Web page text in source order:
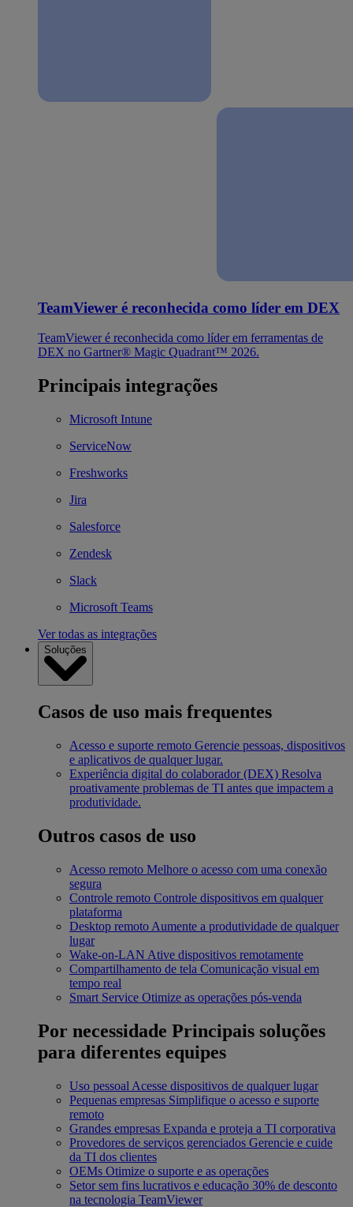
TeamViewer é reconhecida como líder em DEX
TeamViewer é reconhecida como líder em ferramentas de
DEX no Gartner® Magic Quadrant™ 2026.
Principais integrações
Microsoft Intune
ServiceNow
Freshworks
Jira
Salesforce
Zendesk
Slack
Microsoft Teams
Ver todas as integrações
Soluções
Casos de uso mais frequentes
Acesso e suporte remoto Gerencie pessoas, dispositivos
e aplicativos de qualquer lugar.
Experiência digital do colaborador (DEX) Resolva
proativamente problemas de TI antes que impactem a
produtividade.
Outros casos de uso
Acesso remoto Melhore o acesso com uma conexão
segura
Controle remoto Controle dispositivos em qualquer
plataforma
Desktop remoto Aumente a produtividade de qualquer
lugar
Wake-on-LAN Ative dispositivos remotamente
Compartilhamento de tela Comunicação visual em
tempo real
Smart Service Otimize as operações pós-venda
Por necessidade Principais soluções
para diferentes equipes
Uso pessoal Acesse dispositivos de qualquer lugar
Pequenas empresas Simplifique o acesso e suporte
remoto
Grandes empresas Expanda e proteja a TI corporativa
Provedores de serviços gerenciados Gerencie e cuide
da TI dos clientes
OEMs Otimize o suporte e as operações
Setor sem fins lucrativos e educação 30% de desconto
na tecnologia TeamViewer